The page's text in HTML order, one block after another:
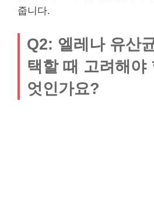
줍니다.
Q2: 엘레나 유산
택할 때 고려해야
엇인가요?